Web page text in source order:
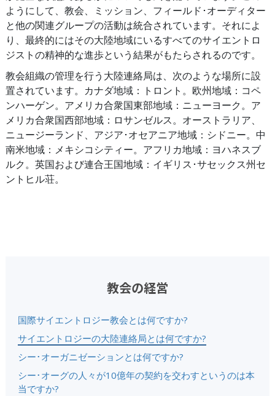
ようにして、教会、ミッション、フィールド･オーディター
と他の関連グループの活動は統合されています。それによ
り、最終的にはその大陸地域にいるすべてのサイエントロ
ジストの精神的な進歩という結果がもたらされるのです。
教会組織の管理を行う大陸連絡局は、次のような場所に設
置されています。カナダ地域：トロント。欧州地域：コペ
ンハーゲン。アメリカ合衆国東部地域：ニューヨーク。ア
メリカ合衆国西部地域：ロサンゼルス。オーストラリア、
ニュージーランド、アジア･オセアニア地域：シドニー。中
南米地域：メキシコシティー。アフリカ地域：ヨハネスブ
ルク。英国および連合王国地域：イギリス･サセックス州セ
ントヒル荘。
教会の経営
国際サイエントロジー教会とは何ですか?
サイエントロジーの大陸連絡局とは何ですか?
シー･オーガニゼーションとは何ですか?
シー･オーグの人々が10億年の契約を交わすというのは本
当ですか?